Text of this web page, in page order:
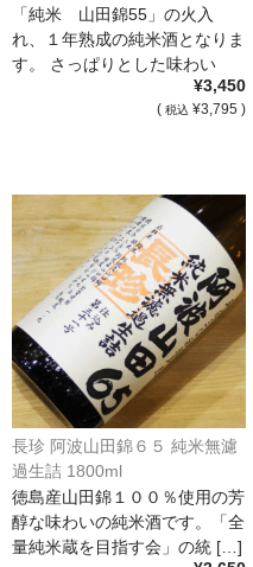
Les Vignerons
Les Champs Libres（ﾚ
Mas Bres（ﾏｽ･ﾌﾞﾚｽ）
France Loire/ﾌﾗﾝｽ・ﾛﾜｰﾙ
Domaine des Bois
Italia/ｲｱﾀﾘｱ
Abruzzo/ｱﾌﾞﾙｯﾂｫ州
Fabulas（ﾌｧﾋﾞｭﾗｽ）
United States of America / ｱ
「純米 山田錦55」の火入
れ、１年熟成の純米酒となりま
す。 さっぱりとした味わい
¥3,450
( 税込 ¥3,795 )
長珍 阿波山田錦６５ 純米無濾
過生詰 1800ml
徳島産山田錦１００％使用の芳
醇な味わいの純米酒です。「全
量純米蔵を目指す会」の統 […]